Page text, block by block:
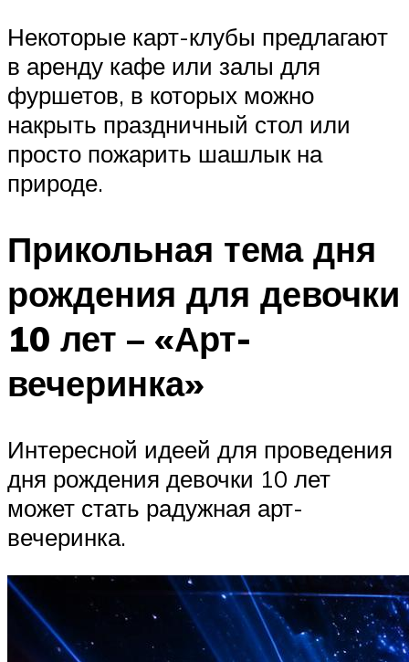
Некоторые карт-клубы предлагают
в аренду кафе или залы для
фуршетов, в которых можно
накрыть праздничный стол или
просто пожарить шашлык на
природе.
Прикольная тема дня
рождения для девочки
10 лет – «Арт-
вечеринка»
Интересной идеей для проведения
дня рождения девочки 10 лет
может стать радужная арт-
вечеринка.